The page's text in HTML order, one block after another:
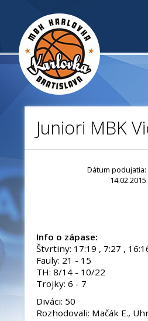
Juniori MBK
Dátum podujatia:
14.02.2015
Info o zápase:
Štvrtiny: 17:19 , 7:27 ,
Fauly: 21 - 15
TH: 8/14 - 10/22
Trojky: 6 - 7
Diváci: 50
Rozhodovali: Mačák E.,